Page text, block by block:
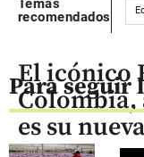
Temas
recomendados
Para seguir
El icónico
Colombia,
es su